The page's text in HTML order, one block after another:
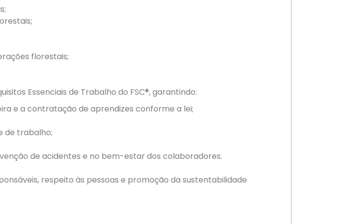
florestais;
Essenciais de Trabalho do FSC®, garantindo:
e a contratação de aprendizes conforme a lei;
de trabalho;
de acidentes e no bem-estar dos colaboradores.
respeito às pessoas e promoção da sustentabilidade